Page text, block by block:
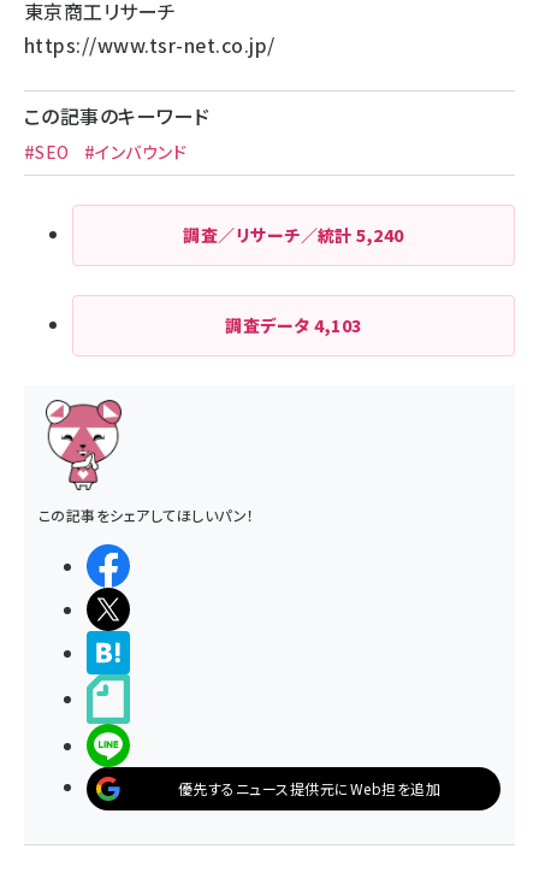
東京商工リサーチ
https://www.tsr-net.co.jp/
この記事のキーワード
#SEO #インバウンド
調査／リサーチ／統計5,240
調査データ4,103
この記事をシェアしてほしいパン！
優先するニュース提供元にWeb担を追加